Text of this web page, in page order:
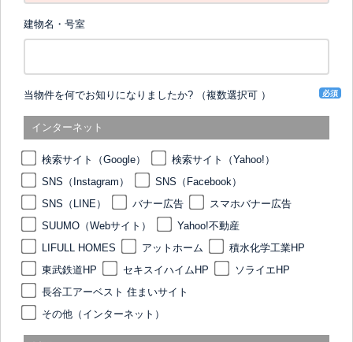
建物名・号室
当物件を何でお知りになりましたか? （複数選択可 ） 必須
インターネット
検索サイト（Google）
検索サイト（Yahoo!）
SNS（Instagram）
SNS（Facebook）
SNS（LINE）
バナー広告
スマホバナー広告
SUUMO（Webサイト）
Yahoo!不動産
LIFULL HOMES
アットホーム
積水化学工業HP
東武鉄道HP
セキスイハイムHP
ソライエHP
長谷工アーベスト 住まいサイト
その他（インターネット）